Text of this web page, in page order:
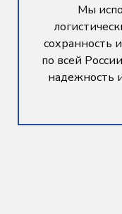
Мы
сохранность
по всей
надежность